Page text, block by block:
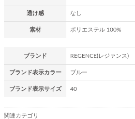
透け感 なし
素材 ポリエステル 100%
ブランド REGENCE(レジァンス)
ブランド表示カラー ブルー
ブランド表示サイズ 40
関連カテゴリ